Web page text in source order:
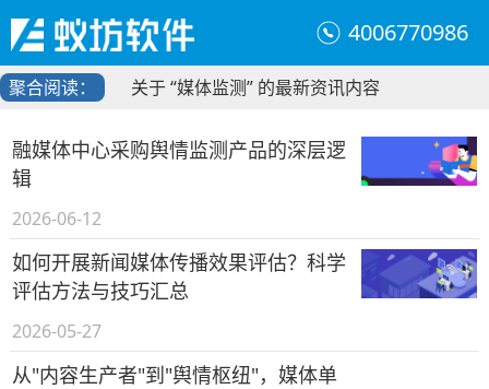
4006770986
聚合阅读： 关于 “媒体监测” 的最新资讯内容
融媒体中心采购舆情监测产品的深层逻
辑
2026-06-12
如何开展新闻媒体传播效果评估？科学
评估方法与技巧汇总
2026-05-27
从"内容生产者"到"舆情枢纽"，媒体单